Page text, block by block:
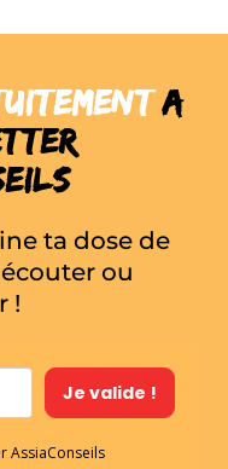
a
ta dose de
ou
!
Je valide !
AssiaConseils